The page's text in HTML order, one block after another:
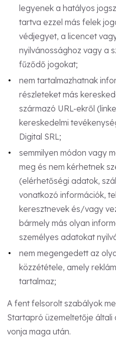
legyenek a hatályos
tartva ezzel más felek
védjegyet, a licencet
nyilvánossághoz vagy a
fűződő jogokat;
nem tartalmazhatnak
részleteket más
származó URL-ekről
kereskedelmi
Digital SRL;
semmilyen módon vagy
meg és nem kérhetnek
(elérhetőségi adatok,
vonatkozó információk,
keresztnevek és/vagy
bármely más olyan
személyes adatokat
nem megengedett az
közzététele, amely
tartalmaz;
A fent felsorolt szabályok
Startapró üzemeltetője
vonja maga után.